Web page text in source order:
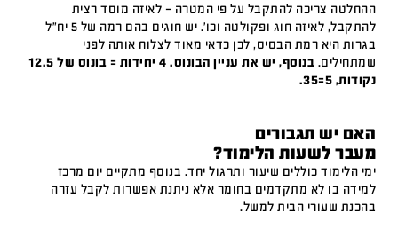
ההחלטה צריכה להתקבל על פי המטרה – לאיזה מוסד רצית
להתקבל, לאיזה חוג ופקולטה וכו'. יש חוגים בהם רמה של 5 יח"ל
בגרות היא רמת הבסיס, לכן כדאי מאוד לצלוח אותה לפני
שמתחילים.
בנוסף, יש את עניין הבונוס. 4 יחידות = בונוס של 12.5
נקודות, 5=35.
האם יש תגבורים
מעבר לשעות הלימוד?
ימי הלימוד כוללים שיעור ותרגול יחד. בנוסף מתקיים יום מרכז
למידה בו לא מתקדמים בחומר אלא ניתנת אפשרות לקבל עזרה
בהכנת שעורי הבית למשל.